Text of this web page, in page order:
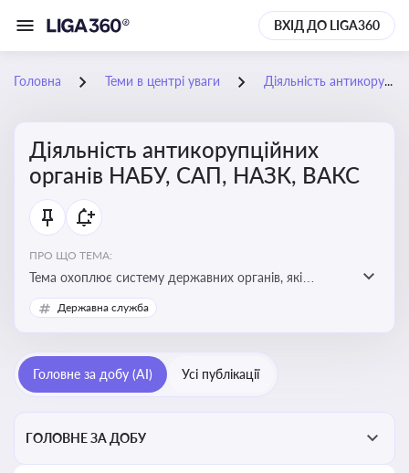
ВХІД ДО LIGA360
Головна Теми в центрі уваги Діяльність антикорупційних органів НАБУ, САП, НАЗК, ВАКС
Діяльність антикорупційних
органів НАБУ, САП, НАЗК, ВАКС
ПРО ЩО ТЕМА:
Тема охоплює систему державних органів, які
здійснюють запобігання, виявлення та розслідування
корупційних правопорушень, що є ключовим
у державному управлінні та бізнесі
Державна служба
Головне за добу (AI) Усі публікації
ГОЛОВНЕ ЗА ДОБУ